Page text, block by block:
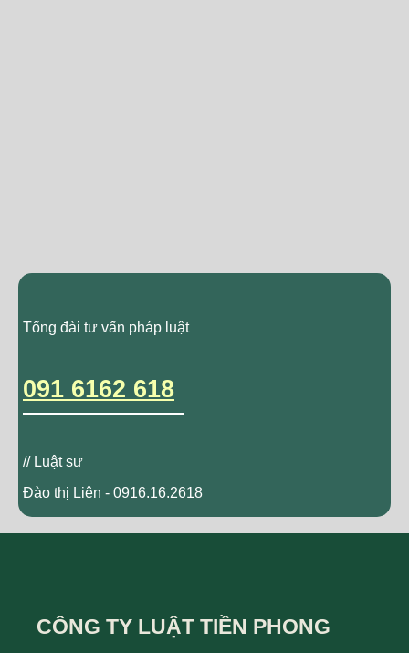
Tổng đài tư vấn pháp luật
091 6162 618
// Luật sư
Đào thị Liên - 0916.16.2618
CÔNG TY LUẬT TIỀN PHONG